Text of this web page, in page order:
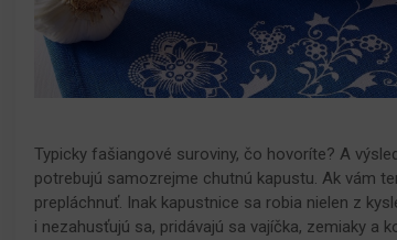
Typicky fašiangové suroviny, čo hovoríte? A
potrebujú samozrejme chutnú kapustu. Ak vám
prepláchnuť. Inak kapustnice sa robia nielen z
i nezahusťujú sa, pridávajú sa vajíčka, zemiaky a